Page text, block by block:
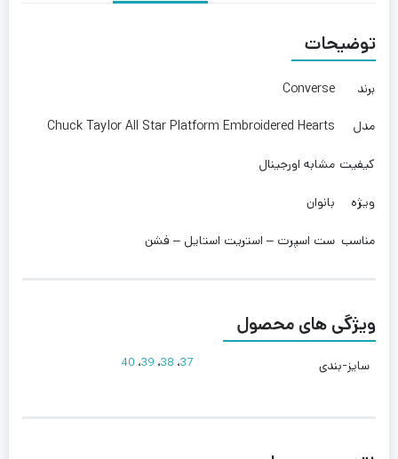
توضیحات
برند Converse
مدل Chuck Taylor All Star Platform Embroidered Hearts
کیفیت مشابه اورجینال
ویژه بانوان
مناسب ست اسپرت – استریت استایل – فشن
ویژگی های محصول
سایز-بندی 37، 38، 39، 40